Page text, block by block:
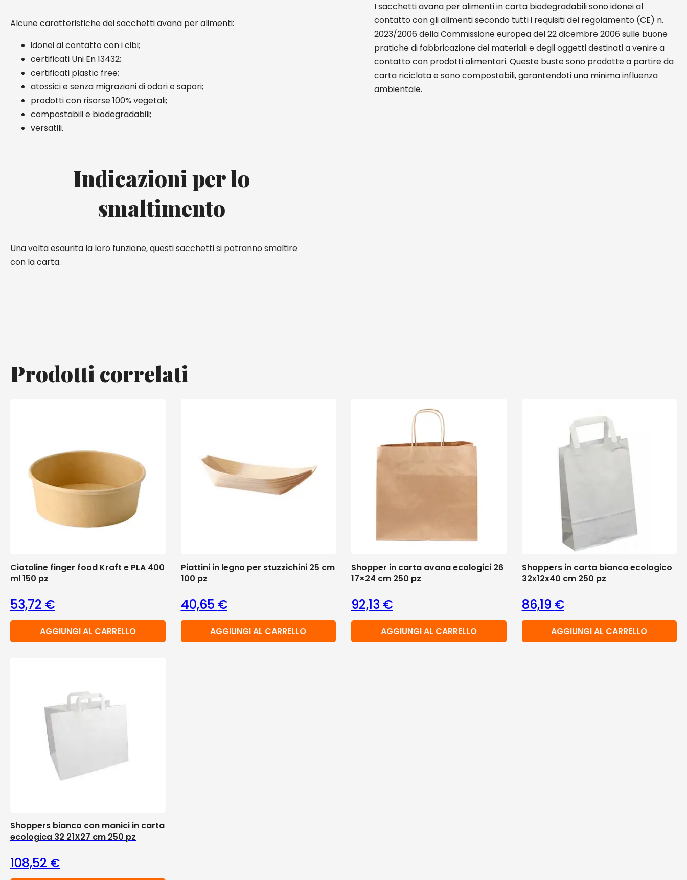
Alcune caratteristiche dei sacchetti avana per alimenti:
idonei al contatto con i cibi;
certificati Uni En 13432;
certificati plastic free;
atossici e senza migrazioni di odori e sapori;
prodotti con risorse 100% vegetali;
compostabili e biodegradabili;
versatili.
Indicazioni per lo
smaltimento
Una volta esaurita la loro funzione, questi sacchetti si potranno smaltire
con la carta.
I sacchetti avana per alimenti in carta biodegradabili sono idonei al
contatto con gli alimenti secondo tutti i requisiti del regolamento (CE) n.
2023/2006 della Commissione europea del 22 dicembre 2006 sulle buone
pratiche di fabbricazione dei materiali e degli oggetti destinati a venire a
contatto con prodotti alimentari. Queste buste sono prodotte a partire da
carta riciclata e sono compostabili, garantendoti una minima influenza
ambientale.
Prodotti correlati
Ciotoline finger food Kraft e PLA 400
ml 150 pz
53,72 €
AGGIUNGI AL CARRELLO
Piattini in legno per stuzzichini 25 cm
100 pz
40,65 €
AGGIUNGI AL CARRELLO
Shopper in carta avana ecologici 26
17×24 cm 250 pz
92,13 €
AGGIUNGI AL CARRELLO
Shoppers in carta bianca ecologico
32x12x40 cm 250 pz
86,19 €
AGGIUNGI AL CARRELLO
Shoppers bianco con manici in carta
ecologica 32 21X27 cm 250 pz
108,52 €